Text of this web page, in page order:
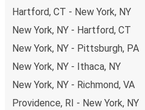
Hartford, CT - New York, NY
New York, NY - Hartford, CT
New York, NY - Pittsburgh, PA
New York, NY - Ithaca, NY
New York, NY - Richmond, VA
Providence, RI - New York, NY